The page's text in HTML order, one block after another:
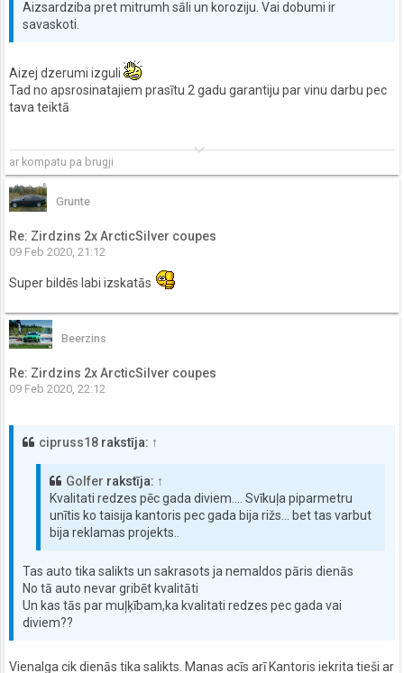
Aizsardziba pret mitrumh sāli un koroziju. Vai dobumi ir
savaskoti.
Aizej dzerumi izguli
Tad no apsrosinatajiem prasītu 2 gadu garantiju par vinu darbu pec
tava teiktā
keyboard_arrow_down
ar kompatu pa brugji
Grunte
Re: Zirdzins 2x ArcticSilver coupes
09 Feb 2020, 21:12
Super bildēs labi izskatās
Beerzins
Re: Zirdzins 2x ArcticSilver coupes
09 Feb 2020, 22:12
cipruss18 rakstīja: ↑
Golfer rakstīja: ↑
Kvalitati redzes pēc gada diviem.... Svīkuļa piparmetru
unītis ko taisija kantoris pec gada bija rižs... bet tas varbut
bija reklamas projekts..
Tas auto tika salikts un sakrasots ja nemaldos pāris dienās
No tā auto nevar gribēt kvalitāti
Un kas tās par muļķībam,ka kvalitati redzes pec gada vai
diviem??
Vienalga cik dienās tika salikts. Manas acīs arī Kantoris iekrita tieši ar